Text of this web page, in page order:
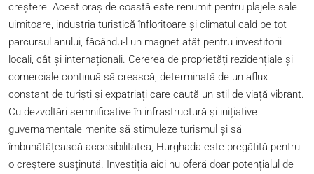
creștere. Acest oraș de coastă este renumit pentru plajele sale
uimitoare, industria turistică înfloritoare și climatul cald pe tot
parcursul anului, făcându-l un magnet atât pentru investitorii
locali, cât și internaționali. Cererea de proprietăți rezidențiale și
comerciale continuă să crească, determinată de un aflux
constant de turiști și expatriați care caută un stil de viață vibrant.
Cu dezvoltări semnificative în infrastructură și inițiative
guvernamentale menite să stimuleze turismul și să
îmbunătățească accesibilitatea, Hurghada este pregătită pentru
o creștere susținută. Investiția aici nu oferă doar potențialul de